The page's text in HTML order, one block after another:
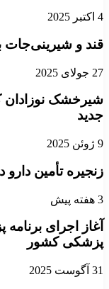
4 اکتبر 2025
قند و
27 جولای 2025
شیرخشک نوزادان
جدید
9 ژوئن 2025
زنجیره تأمین دارو
3 هفته پیش
پزشکی کشور
31 آگوست 2025